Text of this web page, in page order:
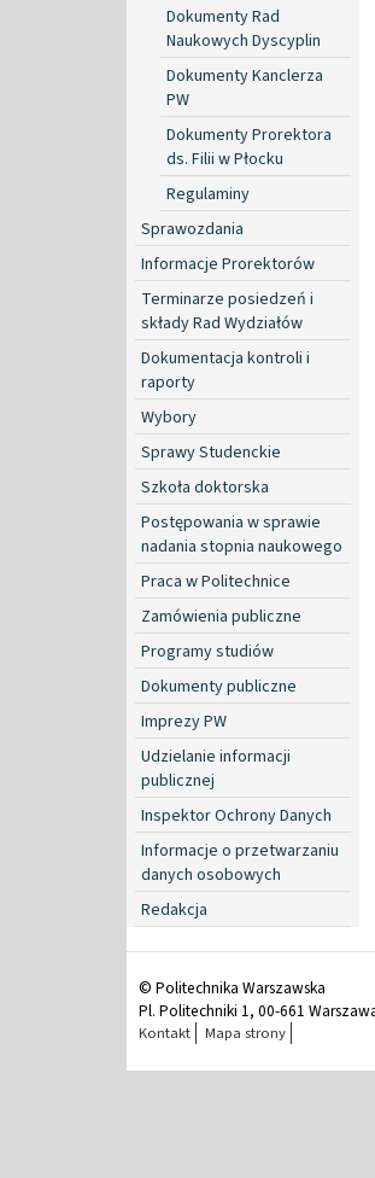
Dokumenty Rad
Naukowych Dyscyplin
Dokumenty Kanclerza
PW
Dokumenty Prorektora
ds. Filii w Płocku
Regulaminy
Sprawozdania
Informacje Prorektorów
Terminarze posiedzeń i
składy Rad Wydziałów
Dokumentacja kontroli i
raporty
Wybory
Sprawy Studenckie
Szkoła doktorska
Postępowania w sprawie
nadania stopnia naukowego
Praca w Politechnice
Zamówienia publiczne
Programy studiów
Dokumenty publiczne
Imprezy PW
Udzielanie informacji
publicznej
Inspektor Ochrony Danych
Informacje o przetwarzaniu
danych osobowych
Redakcja
© Politechnika Warszawska
Pl. Politechniki 1, 00-661
Kontakt Mapa strony